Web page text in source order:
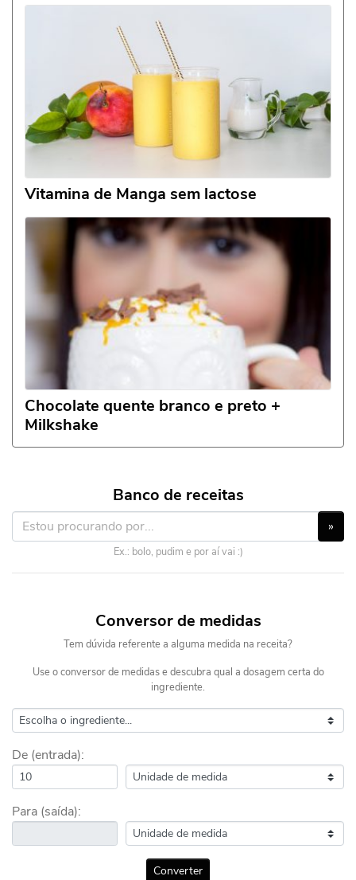
Vitamina de Manga sem lactose
Chocolate quente branco e preto +
Milkshake
Banco de receitas
»
Ex.: bolo, pudim e por aí vai :)
Conversor de medidas
Tem dúvida referente a alguma medida na receita?
Use o conversor de medidas e descubra qual a dosagem certa do
ingrediente.
De (entrada):
Para (saída):
Converter